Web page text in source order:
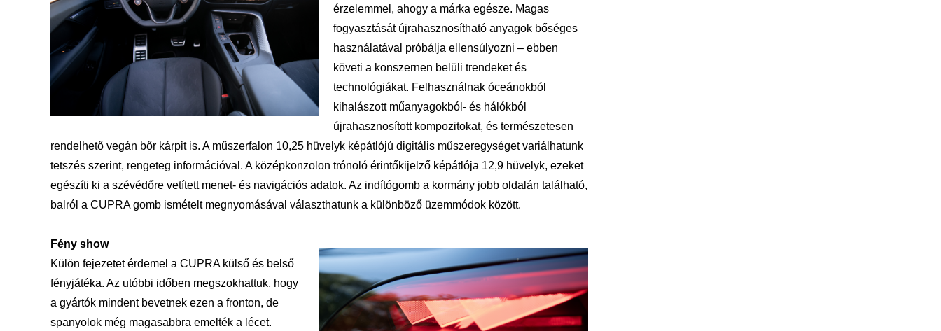
érzelemmel, ahogy a márka egésze. Magas
fogyasztását újrahasznosítható anyagok bőséges
használatával próbálja ellensúlyozni – ebben
követi a konszernen belüli trendeket és
technológiákat. Felhasználnak óceánokból
kihalászott műanyagokból- és hálókból
újrahasznosított kompozitokat, és természetesen
rendelhető vegán bőr kárpit is. A műszerfalon 10,25 hüvelyk képátlójú digitális műszeregységet variálhatunk
tetszés szerint, rengeteg információval. A középkonzolon trónoló érintőkijelző képátlója 12,9 hüvelyk, ezeket
egészíti ki a szévédőre vetített menet- és navigációs adatok. Az indítógomb a kormány jobb oldalán található,
balról a CUPRA gomb ismételt megnyomásával választhatunk a különböző üzemmódok között.
Fény show
Külön fejezetet érdemel a CUPRA külső és belső
fényjátéka. Az utóbbi időben megszokhattuk, hogy
a gyártók mindent bevetnek ezen a fronton, de
spanyolok még magasabbra emelték a lécet.